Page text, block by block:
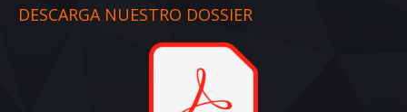
DESCARGA NUESTRO DOSSIER